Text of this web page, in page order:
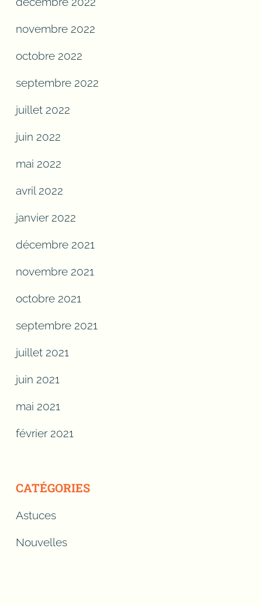
novembre 2022
octobre 2022
septembre 2022
juillet 2022
juin 2022
mai 2022
avril 2022
janvier 2022
décembre 2021
novembre 2021
octobre 2021
septembre 2021
juillet 2021
juin 2021
mai 2021
février 2021
CATÉGORIES
Astuces
Nouvelles